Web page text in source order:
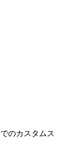
のカスタムス